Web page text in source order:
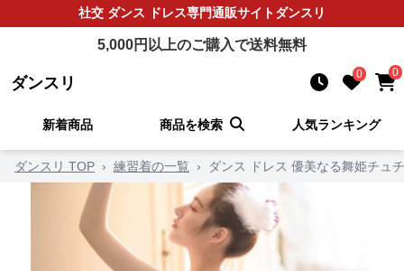
社交 ダンス ドレス専門通販サイトダンスリ
5,000円以上のご購入で送料無料
ダンスリ 0 0
新着商品 商品を検索 人気ランキング
ダンスリ TOP › 練習着の一覧 › ダンス ドレス 優美なる舞姫チュ